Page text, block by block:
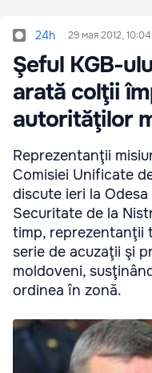
24h 29 мая 2012, 10:04
Şeful KGB-
arată colţii
autorităţilor
Reprezentanţii
Comisiei Unificate
discute ieri la
Securitate de la
timp, reprezentanţii
serie de acuzaţii şi
moldoveni,
ordinea în zonă.